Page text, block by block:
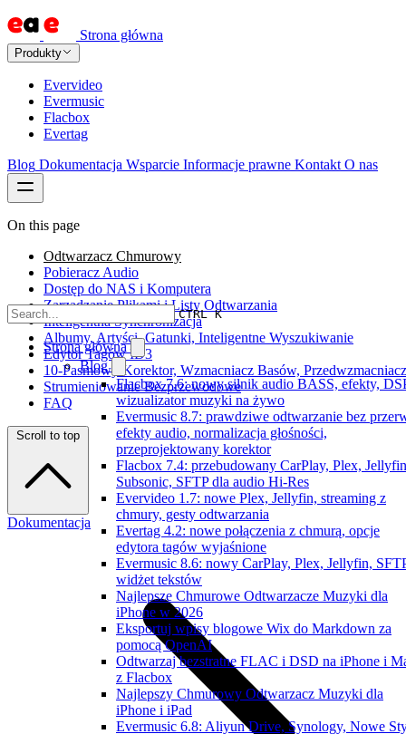
Strona główna
Produkty
Evervideo
Evermusic
Flacbox
Evertag
Blog Dokumentacja Wsparcie Informacje prawne Kontakt O nas
CTRL K
Strona główna
Blog
Flacbox 7.6: nowy silnik audio BASS, efekty,
wizualizator muzyki na żywo
Evermusic 8.7: prawdziwe odtwarzanie bez
efekty audio, normalizacja głośności,
przeprojektowany korektor
Flacbox 7.4: przebudowany CarPlay, Plex,
Subsonic, SFTP dla audio Hi-Res
Evervideo 1.7: nowe Plex, Jellyfin, streaming z
chmury, gesty odtwarzania
Evertag 4.2: nowe połączenia z chmurą, opcje
edytora tagów wyjaśnione
Evermusic 8.6: nowy CarPlay, Plex, Jellyfin,
widżet tekstów
Najlepsze Chmurowe Odtwarzacze Muzyki dla
iPhone w 2026
Eksportuj wpisy blogowe Wix do Markdown za
pomocą OpenAI
Odtwarzaj bezstratne FLAC i DSD na iPhone i
z Flacbox
Najlepszy Chmurowy Odtwarzacz Muzyki dla
iPhone i iPad
Evermusic 6.8: Aliyun Drive, Synology, Nowe
On this page
Odtwarzacz Chmurowy
Pobieracz Audio
Dostęp do NAS i Komputera
Zarządzanie Plikami i Listy Odtwarzania
Inteligentna Synchronizacja
Albumy, Artyści, Gatunki, Inteligentne Wyszukiwanie
Edytor Tagów ID3
10-Pasmowy Korektor, Wzmacniacz Basów, Przedwzmacniacz
Strumieniowanie Bezprzewodowe
FAQ
Scroll to top
Dokumentacja